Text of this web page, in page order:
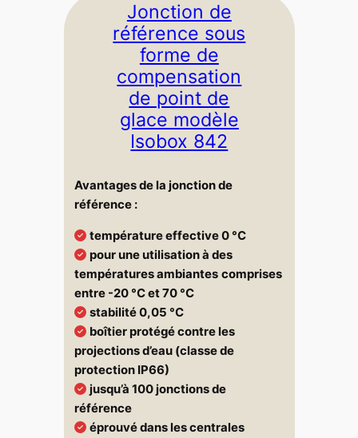
Jonction de
référence sous
forme de
compensation
de point de
glace modèle
Isobox 842
Avantages de la jonction de
référence :
température effective 0 °C
pour une utilisation à des
températures ambiantes comprises
entre -20 °C et 70 °C
stabilité 0,05 °C
boîtier protégé contre les
projections d’eau (classe de
protection IP66)
jusqu’à 100 jonctions de
référence
éprouvé dans les centrales